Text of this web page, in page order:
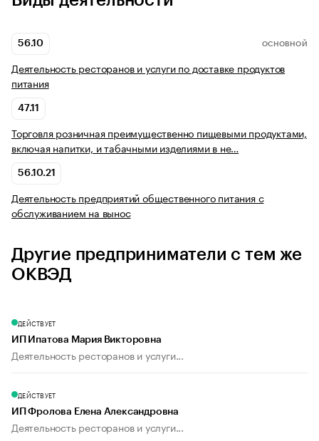
56.10 ОСНОВНОЙ
Деятельность ресторанов и услуги по доставке продуктов
питания
47.11
Торговля розничная преимущественно пищевыми продуктами,
включая напитки, и табачными изделиями в не…
56.10.21
Деятельность предприятий общественного питания с
обслуживанием на вынос
Другие предприниматели с тем же
ОКВЭД
ДЕЙСТВУЕТ
ИП Ипатова Мария Викторовна
Деятельность ресторанов и услуги...
ДЕЙСТВУЕТ
ИП Фролова Елена Александровна
Деятельность ресторанов и услуги...